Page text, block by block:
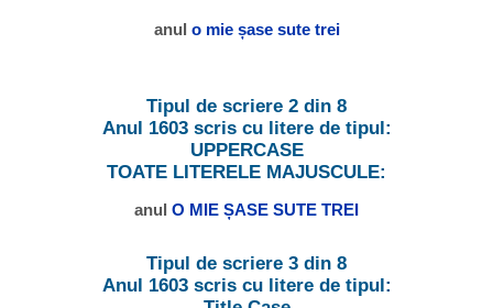
anul o mie șase sute trei
Tipul de scriere 2 din 8
Anul 1603 scris cu litere de tipul:
UPPERCASE
TOATE LITERELE MAJUSCULE:
anul O MIE ȘASE SUTE TREI
Tipul de scriere 3 din 8
Anul 1603 scris cu litere de tipul: